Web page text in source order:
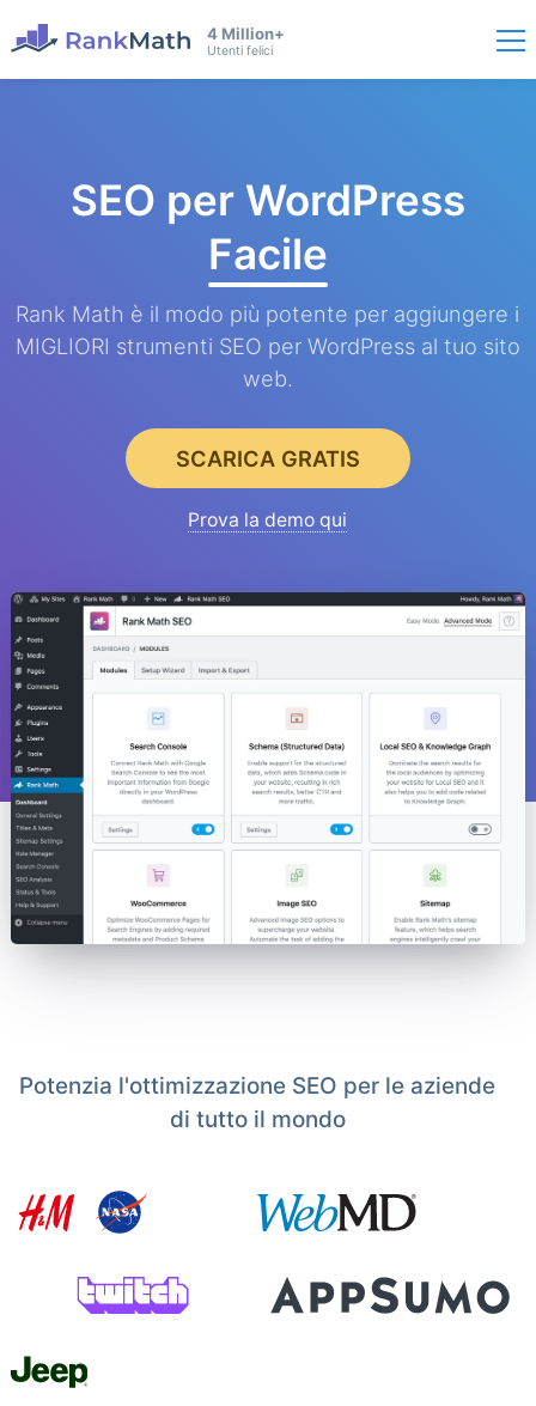
4 Million+
Utenti felici
SEO per WordPress
Facile
Rank Math è il modo più potente per aggiungere i
MIGLIORI strumenti SEO per WordPress al tuo sito
web.
SCARICA GRATIS
Prova la demo qui
Potenzia l'ottimizzazione SEO per le aziende
di tutto il mondo